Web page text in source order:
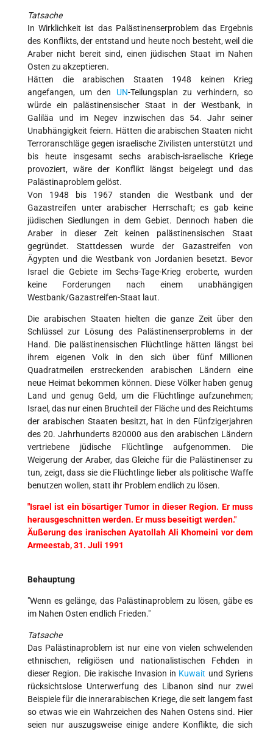
Tatsache
In Wirklichkeit ist das Palästinenserproblem das Ergebnis
des Konflikts, der entstand und heute noch besteht, weil die
Araber nicht bereit sind, einen jüdischen Staat im Nahen
Osten zu akzeptieren.
Hätten die arabischen Staaten 1948 keinen Krieg
angefangen, um den UN-Teilungsplan zu verhindern, so
würde ein palästinensischer Staat in der Westbank, in
Galiläa und im Negev inzwischen das 54. Jahr seiner
Unabhängigkeit feiern. Hätten die arabischen Staaten nicht
Terroranschläge gegen israelische Zivilisten unterstützt und
bis heute insgesamt sechs arabisch-israelische Kriege
provoziert, wäre der Konflikt längst beigelegt und das
Palästinaproblem gelöst.
Von 1948 bis 1967 standen die Westbank und der
Gazastreifen unter arabischer Herrschaft; es gab keine
jüdischen Siedlungen in dem Gebiet. Dennoch haben die
Araber in dieser Zeit keinen palästinensischen Staat
gegründet. Stattdessen wurde der Gazastreifen von
Ägypten und die Westbank von Jordanien besetzt. Bevor
Israel die Gebiete im Sechs-Tage-Krieg eroberte, wurden
keine Forderungen nach einem unabhängigen
Westbank/Gazastreifen-Staat laut.
Die arabischen Staaten hielten die ganze Zeit über den
Schlüssel zur Lösung des Palästinenserproblems in der
Hand. Die palästinensischen Flüchtlinge hätten längst bei
ihrem eigenen Volk in den sich über fünf Millionen
Quadratmeilen erstreckenden arabischen Ländern eine
neue Heimat bekommen können. Diese Völker haben genug
Land und genug Geld, um die Flüchtlinge aufzunehmen;
Israel, das nur einen Bruchteil der Fläche und des Reichtums
der arabischen Staaten besitzt, hat in den Fünfzigerjahren
des 20. Jahrhunderts 820000 aus den arabischen Ländern
vertriebene jüdische Flüchtlinge aufgenommen. Die
Weigerung der Araber, das Gleiche für die Palästinenser zu
tun, zeigt, dass sie die Flüchtlinge lieber als politische Waffe
benutzen wollen, statt ihr Problem endlich zu lösen.
"Israel ist ein bösartiger Tumor in dieser Region. Er muss
herausgeschnitten werden. Er muss beseitigt werden."
Äußerung des iranischen Ayatollah Ali Khomeini vor dem
Armeestab, 31. Juli 1991
Behauptung
"Wenn es gelänge, das Palästinaproblem zu lösen, gäbe es
im Nahen Osten endlich Frieden."
Tatsache
Das Palästinaproblem ist nur eine von vielen schwelenden
ethnischen, religiösen und nationalistischen Fehden in
dieser Region. Die irakische Invasion in Kuwait und Syriens
rücksichtslose Unterwerfung des Libanon sind nur zwei
Beispiele für die innerarabischen Kriege, die seit langem fast
so etwas wie ein Wahrzeichen des Nahen Ostens sind. Hier
seien nur auszugsweise einige andere Konflikte, die sich